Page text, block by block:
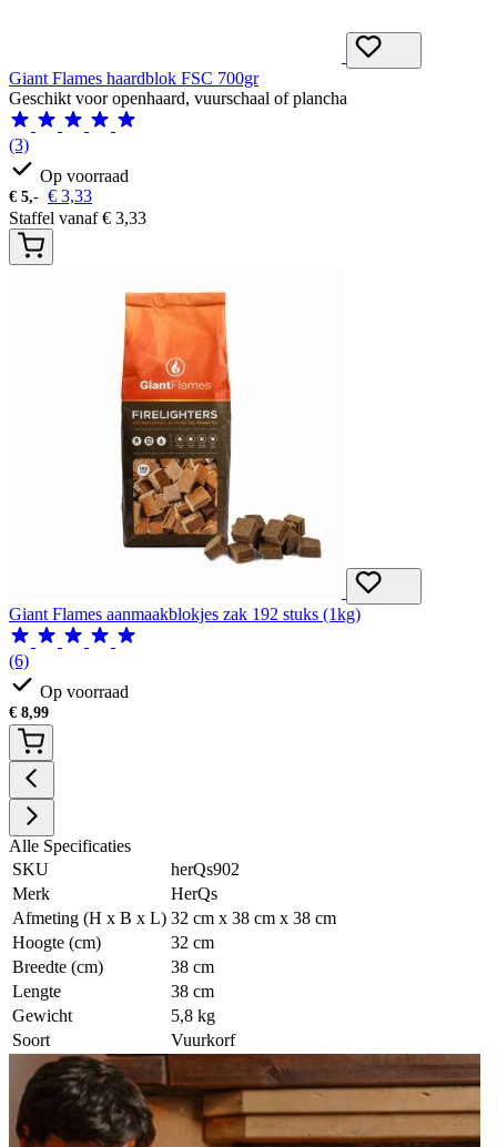
Giant Flames haardblok FSC 700gr
Geschikt voor openhaard, vuurschaal of plancha
(3)
Op voorraad
€ 5,- € 3,33
Staffel vanaf€ 3,33
Giant Flames aanmaakblokjes zak 192 stuks (1kg)
(6)
Op voorraad
€ 8,99
Alle Specificaties
SKU
herQs902
Merk
HerQs
Afmeting (H x B x L) 32 cm x 38 cm x 38 cm
Hoogte (cm)
32 cm
Breedte (cm)
38 cm
Lengte
38 cm
Gewicht
5,8 kg
Soort
Vuurkorf